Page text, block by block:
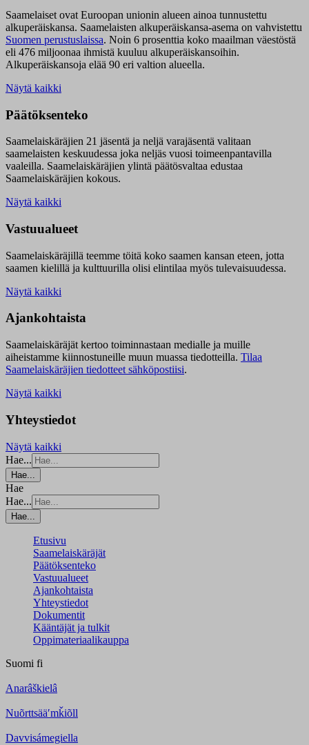
Saamelaiset ovat Euroopan unionin alueen ainoa tunnustettu
alkuperäiskansa. Saamelaisten alkuperäiskansa-asema on vahvistettu
Suomen perustuslaissa. Noin 6 prosenttia koko maailman väestöstä
eli 476 miljoonaa ihmistä kuuluu alkuperäiskansoihin.
Alkuperäiskansoja elää 90 eri valtion alueella.
Näytä kaikki
Päätöksenteko
Saamelaiskäräjien 21 jäsentä ja neljä varajäsentä valitaan
saamelaisten keskuudessa joka neljäs vuosi toimeenpantavilla
vaaleilla. Saamelaiskäräjien ylintä päätösvaltaa edustaa
Saamelaiskäräjien kokous.
Näytä kaikki
Vastuualueet
Saamelaiskäräjillä teemme töitä koko saamen kansan eteen, jotta
saamen kielillä ja kulttuurilla olisi elintilaa myös tulevaisuudessa.
Näytä kaikki
Ajankohtaista
Saamelaiskäräjät kertoo toiminnastaan medialle ja muille
aiheistamme kiinnostuneille muun muassa tiedotteilla. Tilaa
Saamelaiskäräjien tiedotteet sähköpostiisi.
Näytä kaikki
Yhteystiedot
Näytä kaikki
Hae...
Hae...
Hae
Hae...
Hae...
Etusivu
Saamelaiskäräjät
Päätöksenteko
Vastuualueet
Ajankohtaista
Yhteystiedot
Dokumentit
Kääntäjät ja tulkit
Oppimateriaalikauppa
Suomi fi
Anarâškielâ
Nuõrttsääʹmǩiõll
Davvisámegiella